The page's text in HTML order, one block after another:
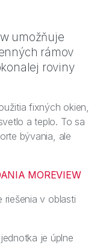
umožňuje
rámov
roviny
fixných okien,
a teplo. To sa
bývania, ale
MOREVIEW
riešenia v oblasti
je úplne